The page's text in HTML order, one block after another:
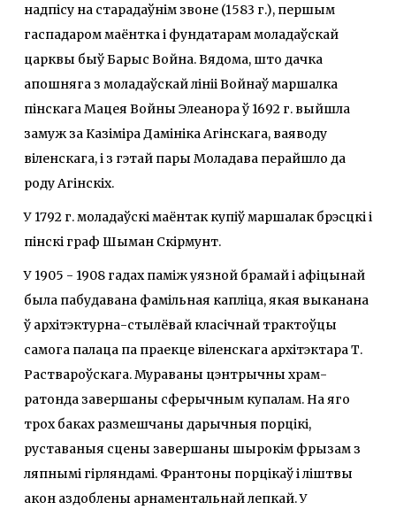
надпісу на старадаўнім звоне (1583 г.), першым
гаспадаром маёнтка i фундатарам моладаўскай
царквы быў Барыс Война. Вядома, што дачка
апошняга з моладаўскай лініі Войнаў маршалка
пінскага Мацея Войны Элеанора ў 1692 г. выйшла
замуж за Казіміра Дамініка Агінскага, ваяводу
віленскага, i з гэтай пары Моладава перайшло да
роду Агінскіх.
У 1792 г. моладаўскі маёнтак купіў маршалак брэсцкі i
пінскі граф Шыман Скірмунт.
У 1905 - 1908 гадах паміж уязной брамай i афіцынай
была пабудавана фамільная капліца, якая выканана
ў архітэктурна-стылёвай класічнай трактоўцы
самога палаца па праекце віленскага архітэктара Т.
Раствароўскага. Мураваны цэнтрычны храм-
ратонда завершаны сферычным купалам. На яго
трох баках размешчаны дарычныя порцікі,
руставаныя сцены завершаны шырокім фрызам з
ляпнымі гірляндамі. Франтоны порцікаў i ліштвы
акон аздоблены арнаментальнай лепкай. У